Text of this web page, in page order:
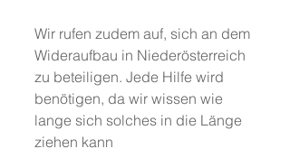
Wir rufen zudem auf, sich an dem
Wideraufbau in Niederösterreich
zu beteiligen. Jede Hilfe wird
benötigen, da wir wissen wie
lange sich solches in die Länge
ziehen kann